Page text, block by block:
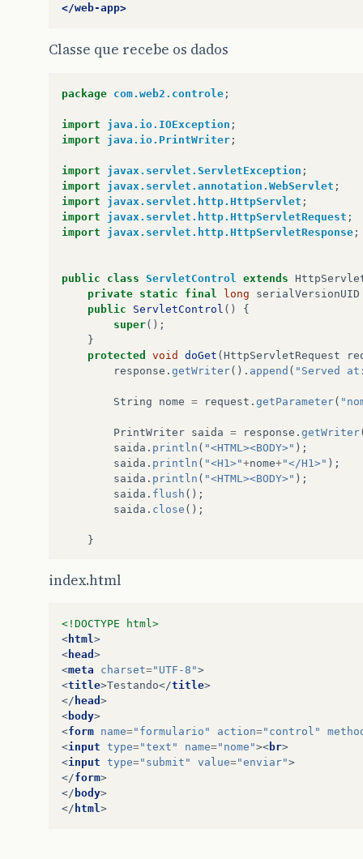
</web-app>
Classe que recebe os dados
package com.web2.controle ;
import java.io.IOException ;
import
java.io.PrintWriter ;
import javax.servlet.ServletException ;
import
javax.servlet.annotation.WebServlet ;
import
javax.servlet.http.HttpServlet ;
import
javax.servlet.http.HttpServletRequest ;
import
javax.servlet.http.HttpServletResponse ;
public class ServletControl extends
private static final long
serialVersionUID
public
ServletControl ()
{
super();
}
protected
void doGet ( HttpServletRequest
response . getWriter(). append ( "Served
String nome = request . getParameter(
PrintWriter saida = response . getWriter
saida . println ( "<HTML><BODY>" );
saida . println ( "<H1>"+nome+"</H1>" );
saida . println ( "<HTML><BODY>" );
saida . flush ();
saida . close ();
}
index.html
<!DOCTYPE html>
< html>
< head >
<meta charset="UTF-8">
<title>Testando</title>
</ head >
<body>
<form name="formulario" action="control"
<input type="text" name="nome"><br>
<input type="submit" value="enviar">
</form>
</ body>
</ html>